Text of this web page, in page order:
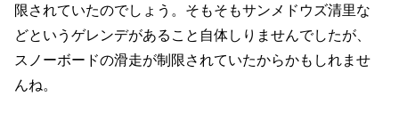
限されていたのでしょう。そもそもサンメドウズ清里な
どというゲレンデがあること自体しりませんでしたが、
スノーボードの滑走が制限されていたからかもしれませ
んね。